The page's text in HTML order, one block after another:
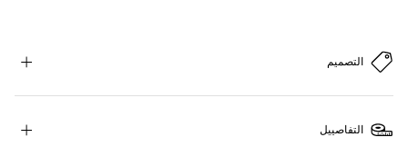
التصميم
التفاصييل